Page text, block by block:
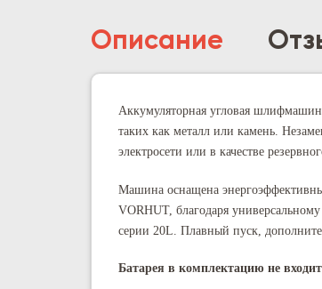
Описание
Аккумуляторная угловая
таких как металл или камень.
электросети или в качестве
Машина оснащена
VORHUT, благодаря
серии 20L. Плавный пуск,
Батарея в комплектацию не